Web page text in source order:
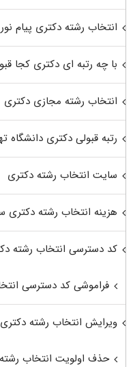
انتخاب رشته دکتری پیام نور
با چه رتبه ای دکتری کجا
انتخاب رشته مجازی دکتری
رتبه قبولی دکتری دانشگاه
سایت انتخاب رشته دکتری
هزینه انتخاب رشته دکتری
کد دسترسی انتخاب رشته
فراموشی کد دسترسی
ویرایش انتخاب رشته دکتری
حذف اولویت انتخاب